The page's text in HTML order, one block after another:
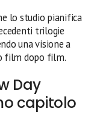
lo studio pianifica
trilogie
una visione a
film dopo film.
Day
capitolo